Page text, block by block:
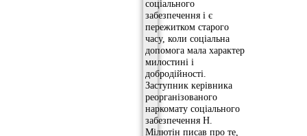
соціального
забезпечення і є
пережитком старого
часу, коли соціальна
допомога мала характер
милостині і
добродійності.
Заступник керівника
реорганізованого
наркомату соціального
забезпечення Н.
Мілютін писав про те,